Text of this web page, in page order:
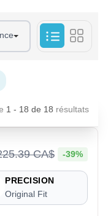
1 - 18 de 18 résultats
.39CA$ -39%
PRECISION
Original Fit